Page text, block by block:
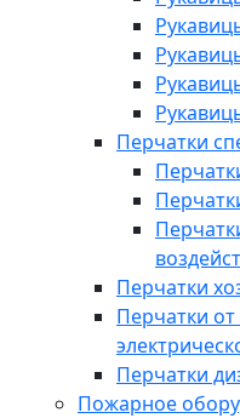
Перчатки
Перчатки
Перчатки
Перчатки
Пожарное